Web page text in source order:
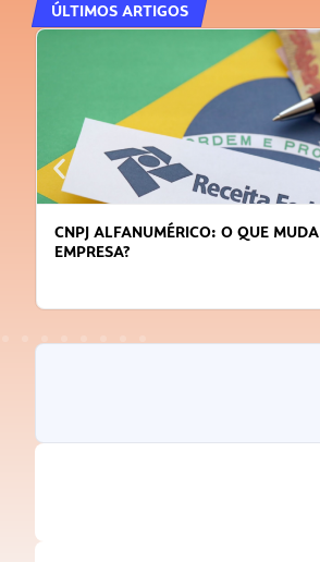
ÚLTIMOS ARTIGOS
CNPJ ALFANUMÉRICO: O QUE
EMPRESA?